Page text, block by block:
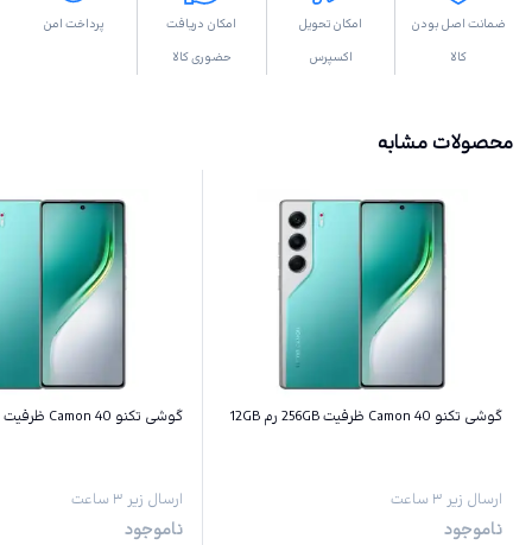
ضمانت اصل بودن
کالا
امکان تحویل
اکسپرس
امکان دریافت
حضوری کالا
پرداخت امن
محصولات مشابه
گوشی تکنو Camon 40 ظرفیت 256GB رم 12GB
ارسال زیر ۳ ساعت
ناموجود
گوشی تکنو Camon 40 ظرفیت 256GB رم 8GB
ارسال زیر ۳ ساعت
ناموجود